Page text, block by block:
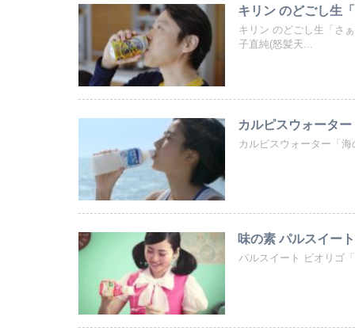
キリン のどごし生
キリン のどごし生「さ
子直純(怒髪天...
カルピスウォータ
カルピスウォーター「
味の素 パルスイー
パルスイート ビオリゴ